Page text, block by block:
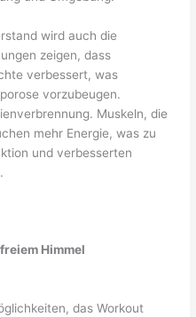
wird auch die
zeigen, dass
verbessert, was
vorzubeugen.
Muskeln, die
mehr Energie, was zu
und verbesserten
Himmel
das Workout